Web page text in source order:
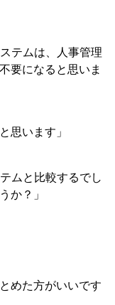
テムは、人事管理
要になると思いま
思います」
ムと比較するでし
か？」
めた方がいいです